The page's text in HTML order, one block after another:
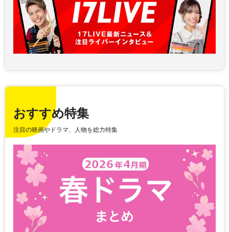
おすすめ特集
注目の映画やドラマ、人物を総力特集